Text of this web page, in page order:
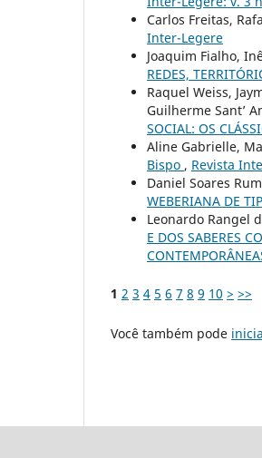
Carlos Freitas,
Inter-Legere
Joaquim Fialho,
REDES,
Raquel Weiss,
Guilherme Sant’
SOCIAL: OS
Aline Gabrielle,
Bispo , Revista
Daniel Soares
WEBERIANA DE
Leonardo Rangel
E DOS SABERES
1 2 3 4 5 6 7 8 9 10 > >>
Você também pode